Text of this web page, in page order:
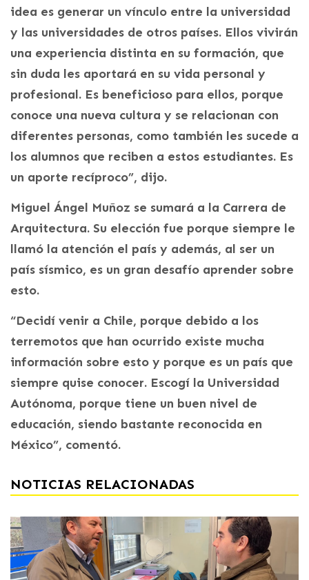
idea es generar un vínculo entre la universidad
y las universidades de otros países. Ellos vivirán
una experiencia distinta en su formación, que
sin duda les aportará en su vida personal y
profesional. Es beneficioso para ellos, porque
conoce una nueva cultura y se relacionan con
diferentes personas, como también les sucede a
los alumnos que reciben a estos estudiantes. Es
un aporte recíproco”, dijo.
Miguel Ángel Muñoz se sumará a la Carrera de
Arquitectura. Su elección fue porque siempre le
llamó la atención el país y además, al ser un
país sísmico, es un gran desafío aprender sobre
esto.
“Decidí venir a Chile, porque debido a los
terremotos que han ocurrido existe mucha
información sobre esto y porque es un país que
siempre quise conocer. Escogí la Universidad
Autónoma, porque tiene un buen nivel de
educación, siendo bastante reconocida en
México”, comentó.
NOTICIAS RELACIONADAS